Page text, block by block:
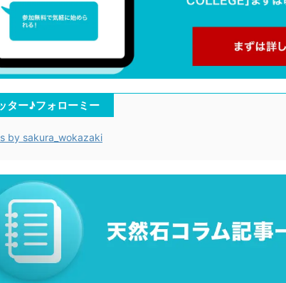
ター♪フォローミー
by sakura_wokazaki